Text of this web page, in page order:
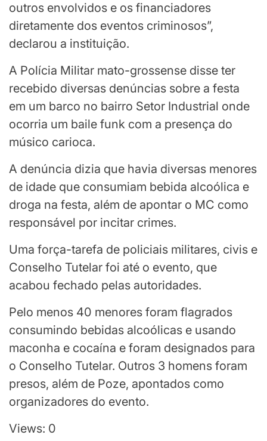
outros envolvidos e os financiadores
diretamente dos eventos criminosos”,
declarou a instituição.
A Polícia Militar mato-grossense disse ter
recebido diversas denúncias sobre a festa
em um barco no bairro Setor Industrial onde
ocorria um baile funk com a presença do
músico carioca.
A denúncia dizia que havia diversas menores
de idade que consumiam bebida alcoólica e
droga na festa, além de apontar o MC como
responsável por incitar crimes.
Uma força-tarefa de policiais militares, civis e
Conselho Tutelar foi até o evento, que
acabou fechado pelas autoridades.
Pelo menos 40 menores foram flagrados
consumindo bebidas alcoólicas e usando
maconha e cocaína e foram designados para
o Conselho Tutelar. Outros 3 homens foram
presos, além de Poze, apontados como
organizadores do evento.
Views: 0